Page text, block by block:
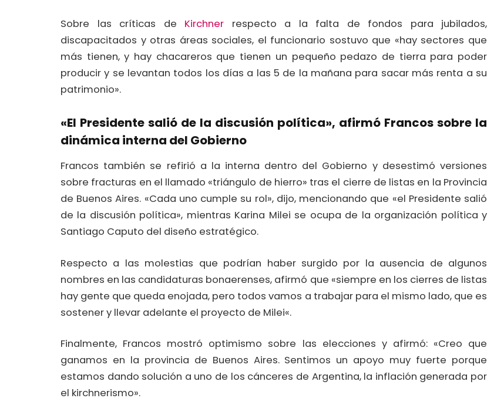
Sobre las críticas de Kirchner respecto a la falta de fondos para jubilados,
discapacitados y otras áreas sociales, el funcionario sostuvo que «hay sectores que
más tienen, y hay chacareros que tienen un pequeño pedazo de tierra para poder
producir y se levantan todos los días a las 5 de la mañana para sacar más renta a su
patrimonio».
«El Presidente salió de la discusión política», afirmó Francos sobre la
dinámica interna del Gobierno
Francos también se refirió a la interna dentro del Gobierno y desestimó versiones
sobre fracturas en el llamado «triángulo de hierro» tras el cierre de listas en la Provincia
de Buenos Aires. «Cada uno cumple su rol», dijo, mencionando que «el Presidente salió
de la discusión política», mientras Karina Milei se ocupa de la organización política y
Santiago Caputo del diseño estratégico.
Respecto a las molestias que podrían haber surgido por la ausencia de algunos
nombres en las candidaturas bonaerenses, afirmó que «siempre en los cierres de listas
hay gente que queda enojada, pero todos vamos a trabajar para el mismo lado, que es
sostener y llevar adelante el proyecto de Milei«.
Finalmente, Francos mostró optimismo sobre las elecciones y afirmó: «Creo que
ganamos en la provincia de Buenos Aires. Sentimos un apoyo muy fuerte porque
estamos dando solución a uno de los cánceres de Argentina, la inflación generada por
el kirchnerismo».